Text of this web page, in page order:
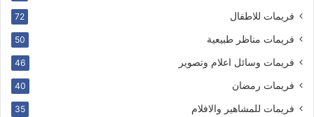
فريمات للاطفال 72
فريمات مناظر طبيعية 50
فريمات وسائل اعلام وتصوير 46
فريمات رمضان 40
فريمات للمشاهير والافلام 35